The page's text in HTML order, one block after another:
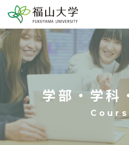
学部・学科